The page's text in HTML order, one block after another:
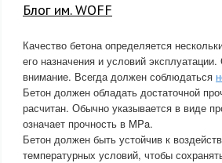
Блог им. WOFF
Качество бетона определяется
его назначения и условий
внимание. Всегда должен соблюдаться
Бетон должен обладать достаточной
расчитан. Обычно указывается в виде
означает прочность в MPa.
Бетон должен быть устойчив к
температурных условий, чтобы